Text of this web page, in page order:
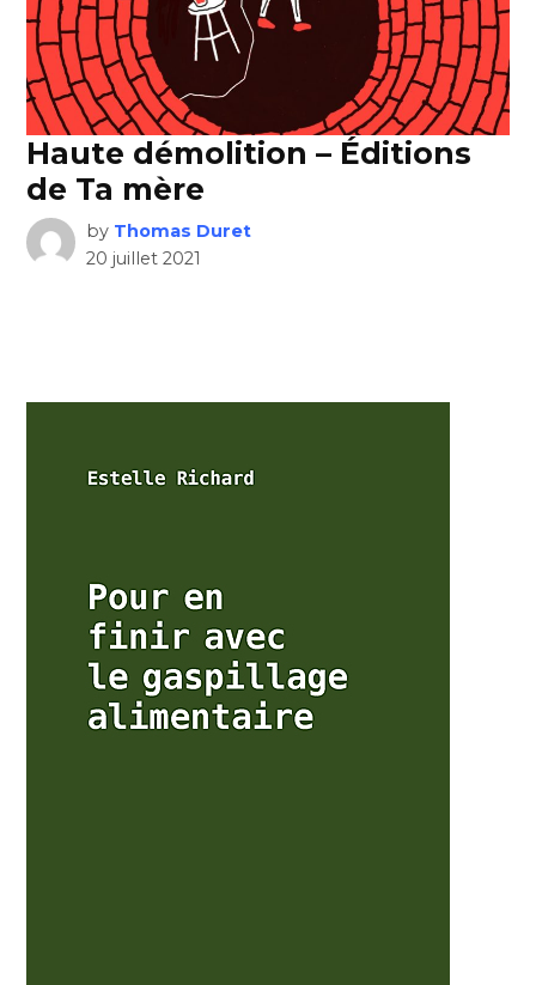
Haute démolition – Éditions
de Ta mère
by Thomas Duret
20 juillet 2021